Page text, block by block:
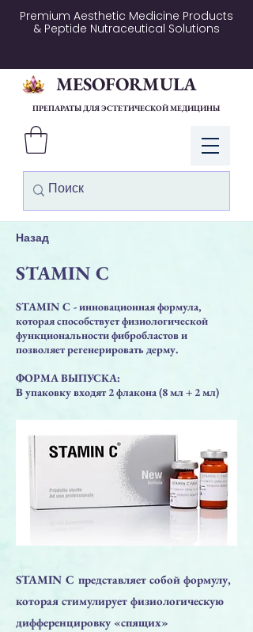
Premium Aesthetic Medicine Products
& Peptide Nutraceutical Solutions
Войти
MESOFORMULA
ПРЕПАРАТЫ ДЛЯ ЭСТЕТИЧЕСКОЙ МЕДИЦИНЫ
Назад
STAMIN C
STAMIN C - инновационная формула,
которая способствует физиологической
функциональности фибробластов и
позволяет регенерировать дерму.
ФОРМА ВЫПУСКА:
В упаковку входят 2 флакона (8 мл + 2 мл)
STAMIN C представляет собой формулу,
которая стимулирует физиологическую
дифференцировку «спящих»